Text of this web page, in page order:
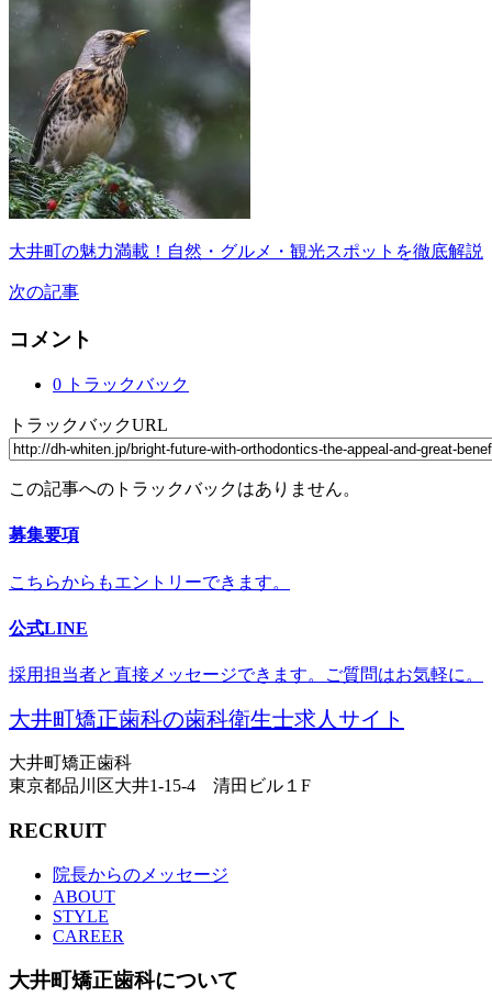
大井町の魅力満載！自然・グルメ・観光スポットを徹底解説
次の記事
コメント
0 トラックバック
トラックバックURL
この記事へのトラックバックはありません。
募集要項
こちらからもエントリーできます。
公式LINE
採用担当者と直接メッセージできます。ご質問はお気軽に。
大井町矯正歯科の歯科衛生士求人サイト
大井町矯正歯科
東京都品川区大井1-15-4 清田ビル１F
RECRUIT
院長からのメッセージ
ABOUT
STYLE
CAREER
大井町矯正歯科について